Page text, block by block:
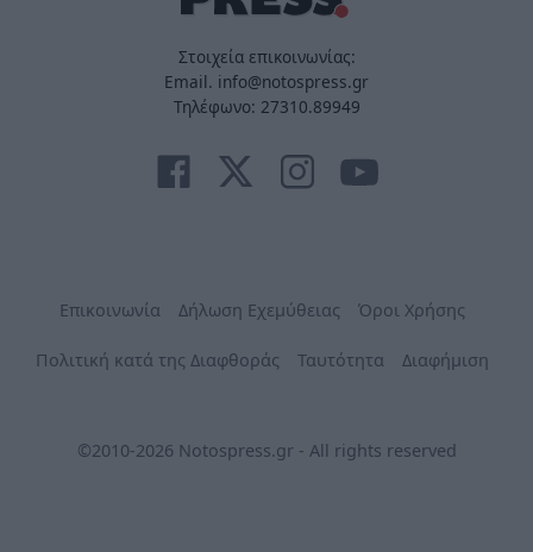
Στοιχεία επικοινωνίας:
Email. info@notospress.gr
Τηλέφωνο: 27310.89949
Επικοινωνία Δήλωση Εχεμύθειας Όροι Χρήσης
Πολιτική κατά της Διαφθοράς Ταυτότητα Διαφήμιση
©2010-2026 Notospress.gr - All rights reserved